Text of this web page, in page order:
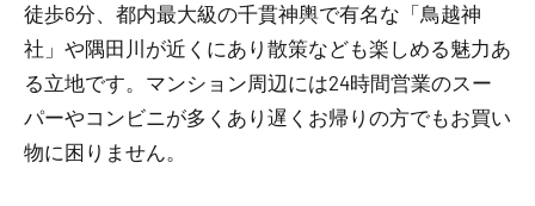
徒歩6分、都内最大級の千貫神輿で有名な「鳥越神
社」や隅田川が近くにあり散策なども楽しめる魅力あ
る立地です。マンション周辺には24時間営業のスー
パーやコンビニが多くあり遅くお帰りの方でもお買い
物に困りません。